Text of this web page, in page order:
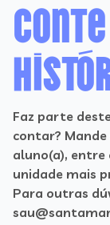
Faz parte
contar?
aluno(a),
unidade mais
Para outras